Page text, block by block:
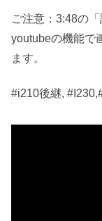
ご注意：3:48の
youtubeの機能で
ます。
#i210後継,